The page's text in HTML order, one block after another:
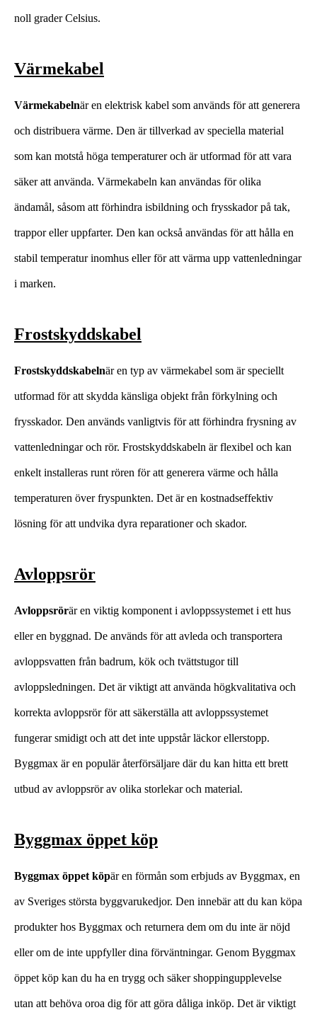
noll grader Celsius.
Värmekabel
Värmekabelnär en elektrisk kabel som används för att generera
och distribuera värme. Den är tillverkad av speciella material
som kan motstå höga temperaturer och är utformad för att vara
säker att använda. Värmekabeln kan användas för olika
ändamål, såsom att förhindra isbildning och frysskador på tak,
trappor eller uppfarter. Den kan också användas för att hålla en
stabil temperatur inomhus eller för att värma upp vattenledningar
i marken.
Frostskyddskabel
Frostskyddskabelnär en typ av värmekabel som är speciellt
utformad för att skydda känsliga objekt från förkylning och
frysskador. Den används vanligtvis för att förhindra frysning av
vattenledningar och rör. Frostskyddskabeln är flexibel och kan
enkelt installeras runt rören för att generera värme och hålla
temperaturen över fryspunkten. Det är en kostnadseffektiv
lösning för att undvika dyra reparationer och skador.
Avloppsrör
Avloppsrörär en viktig komponent i avloppssystemet i ett hus
eller en byggnad. De används för att avleda och transportera
avloppsvatten från badrum, kök och tvättstugor till
avloppsledningen. Det är viktigt att använda högkvalitativa och
korrekta avloppsrör för att säkerställa att avloppssystemet
fungerar smidigt och att det inte uppstår läckor ellerstopp.
Byggmax är en populär återförsäljare där du kan hitta ett brett
utbud av avloppsrör av olika storlekar och material.
Byggmax öppet köp
Byggmax öppet köpär en förmån som erbjuds av Byggmax, en
av Sveriges största byggvarukedjor. Den innebär att du kan köpa
produkter hos Byggmax och returnera dem om du inte är nöjd
eller om de inte uppfyller dina förväntningar. Genom Byggmax
öppet köp kan du ha en trygg och säker shoppingupplevelse
utan att behöva oroa dig för att göra dåliga inköp. Det är viktigt